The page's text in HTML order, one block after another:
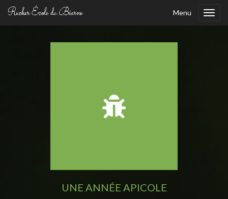
Menu
UNE ANNÉE APICOLE